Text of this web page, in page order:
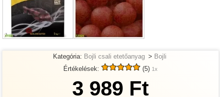
Kategória: Bojli csali etetőanyag > Bojli
Értékelések:
(5) 1x
3 989 Ft